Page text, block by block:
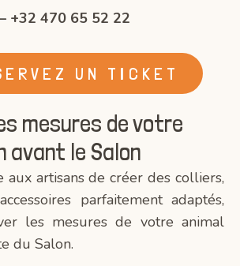
+32 470 65 52 22
UN TICKET
mesures de votre
avant le Salon
artisans de créer des colliers,
parfaitement adaptés,
les mesures de votre animal
du Salon.